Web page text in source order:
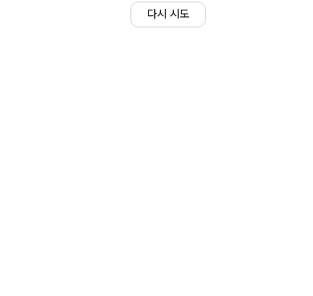
다시 시도